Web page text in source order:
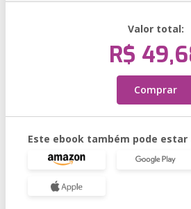
Valor total:
R$
Comprar
Este ebook também pode estar